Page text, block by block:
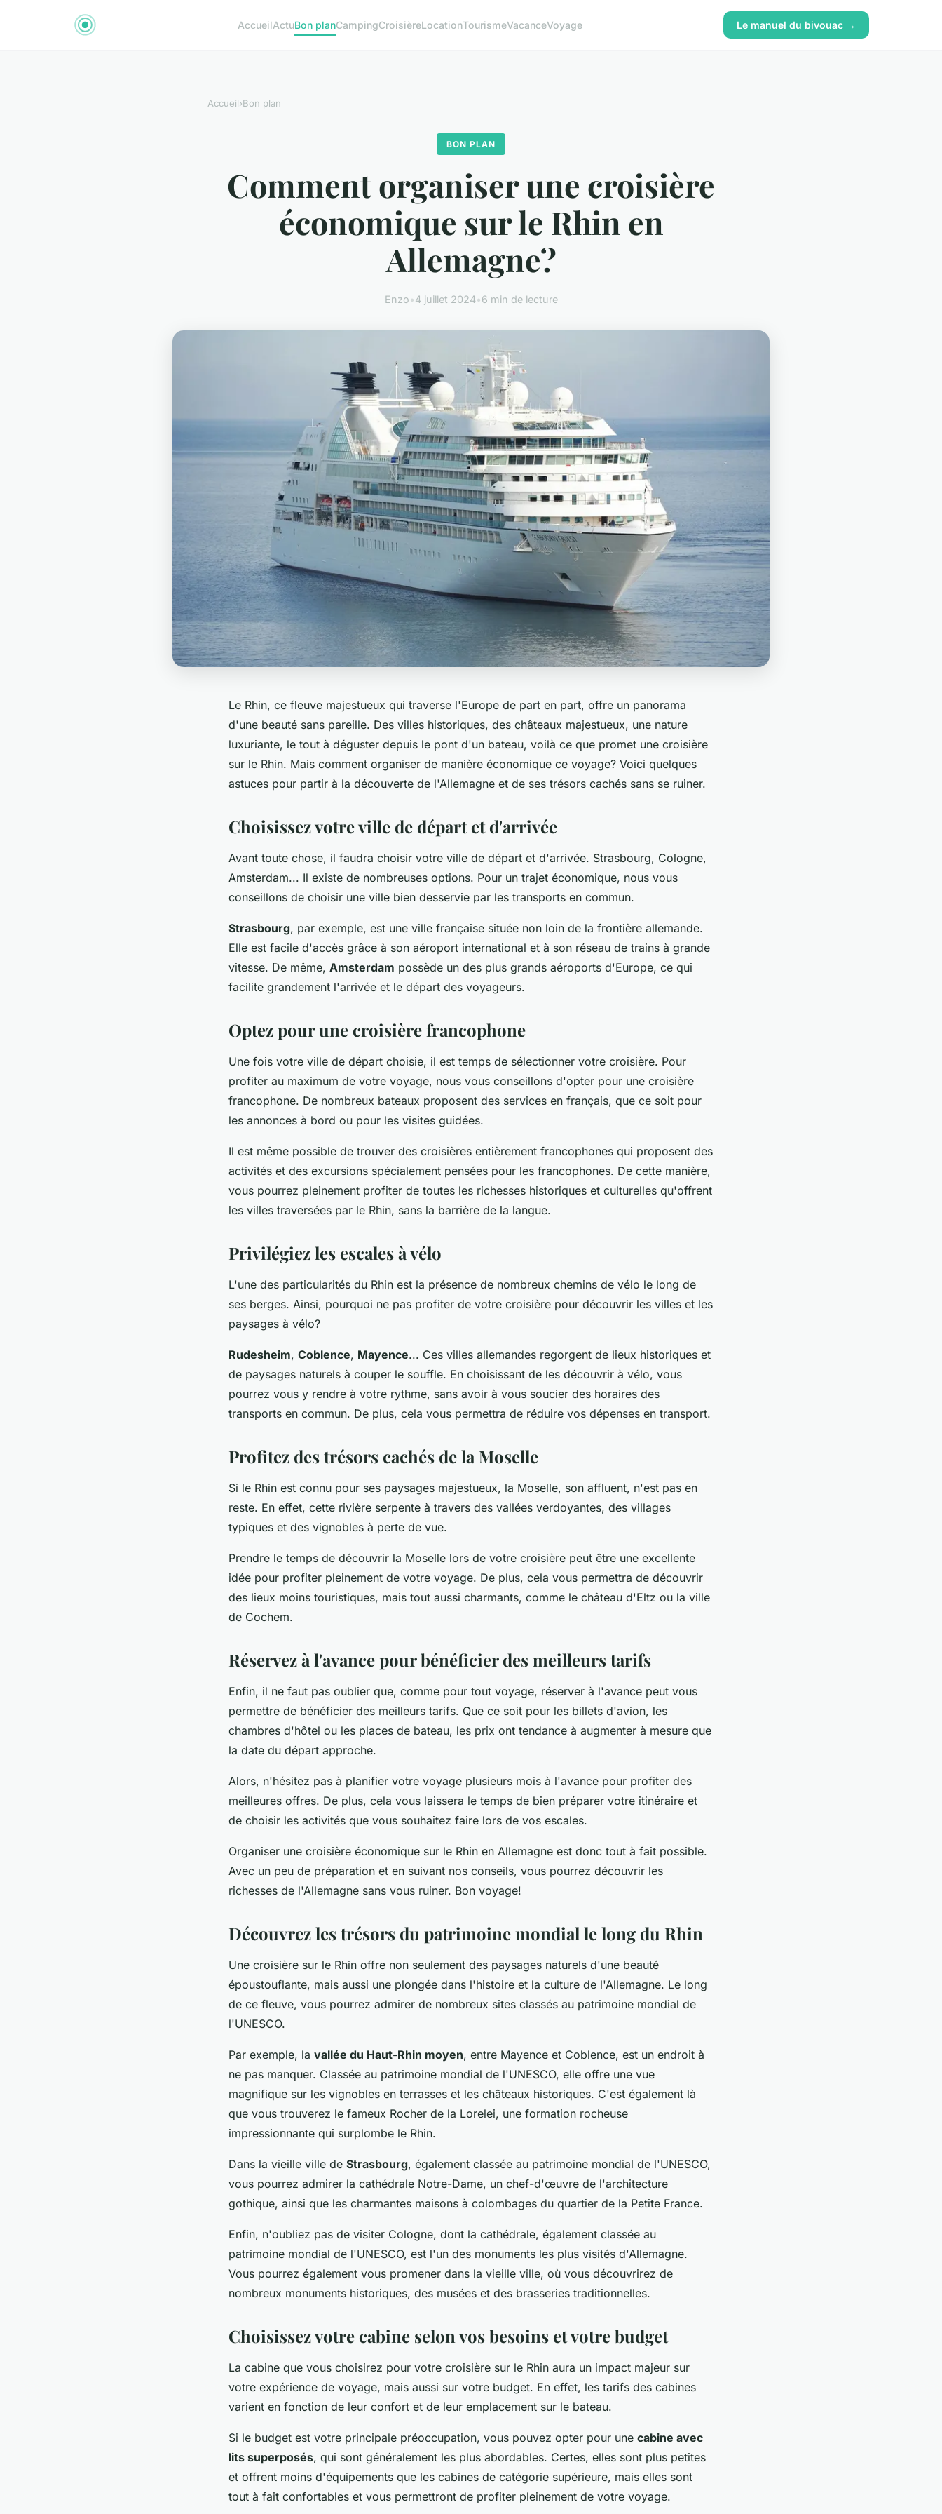
AccueilActuBon planCampingCroisièreLocationTourismeVacanceVoyage Le manuel du bivouac →
Accueil›Bon plan
BON PLAN
Comment organiser une croisière
économique sur le Rhin en
Allemagne?
Enzo•4 juillet 2024•6 min de lecture
Le Rhin, ce fleuve majestueux qui traverse l'Europe de part en part, offre un panorama
d'une beauté sans pareille. Des villes historiques, des châteaux majestueux, une nature
luxuriante, le tout à déguster depuis le pont d'un bateau, voilà ce que promet une croisière
sur le Rhin. Mais comment organiser de manière économique ce voyage? Voici quelques
astuces pour partir à la découverte de l'Allemagne et de ses trésors cachés sans se ruiner.
Choisissez votre ville de départ et d'arrivée
Avant toute chose, il faudra choisir votre ville de départ et d'arrivée. Strasbourg, Cologne,
Amsterdam... Il existe de nombreuses options. Pour un trajet économique, nous vous
conseillons de choisir une ville bien desservie par les transports en commun.
Strasbourg, par exemple, est une ville française située non loin de la frontière allemande.
Elle est facile d'accès grâce à son aéroport international et à son réseau de trains à grande
vitesse. De même, Amsterdam possède un des plus grands aéroports d'Europe, ce qui
facilite grandement l'arrivée et le départ des voyageurs.
Optez pour une croisière francophone
Une fois votre ville de départ choisie, il est temps de sélectionner votre croisière. Pour
profiter au maximum de votre voyage, nous vous conseillons d'opter pour une croisière
francophone. De nombreux bateaux proposent des services en français, que ce soit pour
les annonces à bord ou pour les visites guidées.
Il est même possible de trouver des croisières entièrement francophones qui proposent des
activités et des excursions spécialement pensées pour les francophones. De cette manière,
vous pourrez pleinement profiter de toutes les richesses historiques et culturelles qu'offrent
les villes traversées par le Rhin, sans la barrière de la langue.
Privilégiez les escales à vélo
L'une des particularités du Rhin est la présence de nombreux chemins de vélo le long de
ses berges. Ainsi, pourquoi ne pas profiter de votre croisière pour découvrir les villes et les
paysages à vélo?
Rudesheim, Coblence, Mayence... Ces villes allemandes regorgent de lieux historiques et
de paysages naturels à couper le souffle. En choisissant de les découvrir à vélo, vous
pourrez vous y rendre à votre rythme, sans avoir à vous soucier des horaires des
transports en commun. De plus, cela vous permettra de réduire vos dépenses en transport.
Profitez des trésors cachés de la Moselle
Si le Rhin est connu pour ses paysages majestueux, la Moselle, son affluent, n'est pas en
reste. En effet, cette rivière serpente à travers des vallées verdoyantes, des villages
typiques et des vignobles à perte de vue.
Prendre le temps de découvrir la Moselle lors de votre croisière peut être une excellente
idée pour profiter pleinement de votre voyage. De plus, cela vous permettra de découvrir
des lieux moins touristiques, mais tout aussi charmants, comme le château d'Eltz ou la ville
de Cochem.
Réservez à l'avance pour bénéficier des meilleurs tarifs
Enfin, il ne faut pas oublier que, comme pour tout voyage, réserver à l'avance peut vous
permettre de bénéficier des meilleurs tarifs. Que ce soit pour les billets d'avion, les
chambres d'hôtel ou les places de bateau, les prix ont tendance à augmenter à mesure que
la date du départ approche.
Alors, n'hésitez pas à planifier votre voyage plusieurs mois à l'avance pour profiter des
meilleures offres. De plus, cela vous laissera le temps de bien préparer votre itinéraire et
de choisir les activités que vous souhaitez faire lors de vos escales.
Organiser une croisière économique sur le Rhin en Allemagne est donc tout à fait possible.
Avec un peu de préparation et en suivant nos conseils, vous pourrez découvrir les
richesses de l'Allemagne sans vous ruiner. Bon voyage!
Découvrez les trésors du patrimoine mondial le long du Rhin
Une croisière sur le Rhin offre non seulement des paysages naturels d'une beauté
époustouflante, mais aussi une plongée dans l'histoire et la culture de l'Allemagne. Le long
de ce fleuve, vous pourrez admirer de nombreux sites classés au patrimoine mondial de
l'UNESCO.
Par exemple, la vallée du Haut-Rhin moyen, entre Mayence et Coblence, est un endroit à
ne pas manquer. Classée au patrimoine mondial de l'UNESCO, elle offre une vue
magnifique sur les vignobles en terrasses et les châteaux historiques. C'est également là
que vous trouverez le fameux Rocher de la Lorelei, une formation rocheuse
impressionnante qui surplombe le Rhin.
Dans la vieille ville de Strasbourg, également classée au patrimoine mondial de l'UNESCO,
vous pourrez admirer la cathédrale Notre-Dame, un chef-d'œuvre de l'architecture
gothique, ainsi que les charmantes maisons à colombages du quartier de la Petite France.
Enfin, n'oubliez pas de visiter Cologne, dont la cathédrale, également classée au
patrimoine mondial de l'UNESCO, est l'un des monuments les plus visités d'Allemagne.
Vous pourrez également vous promener dans la vieille ville, où vous découvrirez de
nombreux monuments historiques, des musées et des brasseries traditionnelles.
Choisissez votre cabine selon vos besoins et votre budget
La cabine que vous choisirez pour votre croisière sur le Rhin aura un impact majeur sur
votre expérience de voyage, mais aussi sur votre budget. En effet, les tarifs des cabines
varient en fonction de leur confort et de leur emplacement sur le bateau.
Si le budget est votre principale préoccupation, vous pouvez opter pour une cabine avec
lits superposés, qui sont généralement les plus abordables. Certes, elles sont plus petites
et offrent moins d'équipements que les cabines de catégorie supérieure, mais elles sont
tout à fait confortables et vous permettront de profiter pleinement de votre voyage.